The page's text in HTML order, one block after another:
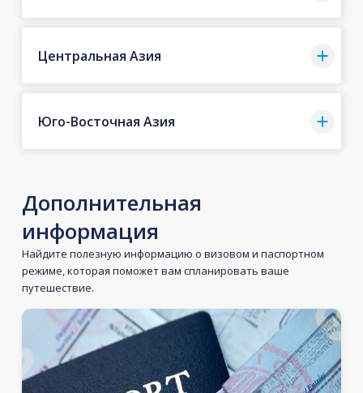
Центральная Азия
Юго-Восточная Азия
Дополнительная
информация
Найдите полезную информацию о визовом и паспортном
режиме, которая поможет вам спланировать ваше
путешествие.